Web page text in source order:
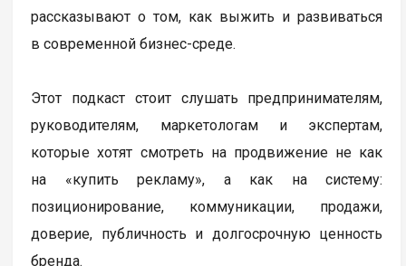
рассказывают о том, как выжить и развиваться
в современной бизнес-среде.
Этот подкаст стоит слушать предпринимателям,
руководителям, маркетологам и экспертам,
которые хотят смотреть на продвижение не как
на «купить рекламу», а как на систему:
позиционирование, коммуникации, продажи,
доверие, публичность и долгосрочную ценность
бренда.